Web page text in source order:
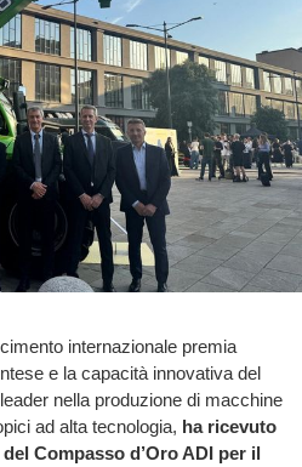
internazionale premia
e la capacità innovativa del
nella produzione di macchine
ad alta tecnologia, ha ricevuto
Compasso d’Oro ADI per il